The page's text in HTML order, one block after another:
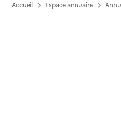
Accueil Espace annuaire